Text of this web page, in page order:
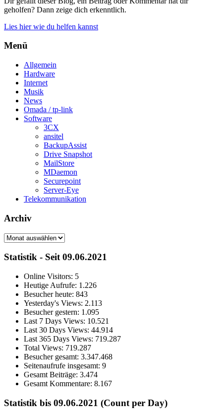
geholfen? Dann zeige dich erkenntlich.
Lies hier wie du helfen kannst
Menü
Allgemein
Hardware
Internet
Musik
News
Omada / tp-link
Software
3CX
ansitel
BackupAssist
Drive Snapshot
MailStore
MDaemon
Securepoint
Server-Eye
Telekommunikation
Archiv
Archiv
Statistik - Seit 09.06.2021
Online Visitors: 5
Heutige Aufrufe: 1.226
Besucher heute: 843
Yesterday's Views: 2.113
Besucher gestern: 1.095
Last 7 Days Views: 10.521
Last 30 Days Views: 44.914
Last 365 Days Views: 719.287
Total Views: 719.287
Besucher gesamt: 3.347.468
Seitenaufrufe insgesamt: 9
Gesamt Beiträge: 3.474
Gesamt Kommentare: 8.167
Statistik bis 09.06.2021 (Count per Day)